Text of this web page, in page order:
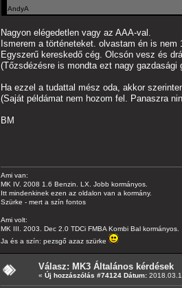
AndyA
Nagyon elégedetlen vagy az AAA-val.
Ismerem a történeteket. olvastam én is nem
Egyszerű kereskedő cég. Olcsón vesz és
(Tőzsdézésre is mondta ezt nagy
Ha ezzel a tudattal mész oda, akkor
(Saját példámat nem hozom fel. Panaszra
BM
Ami van:
MK IV. 2008 1.6 Benzin. LX. Jobb kormányos.
Itt mindenkinek ezen az oldalon van a kormány.
Szürke - mert a szín fontos
Ami volt:
MK III. 2003. Dec 2.0 TDCi FMBA Kombi Bal kormányos.
Ja és a szín: pezsgő azaz szürke
Válasz: MK3 Általános kérdések
« Új hozzászólás #74124 Dátum: